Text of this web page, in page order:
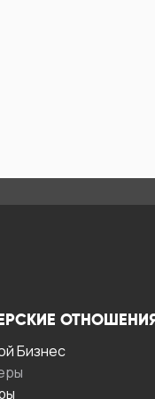
ОТНОШЕНИЯ
Бизнес